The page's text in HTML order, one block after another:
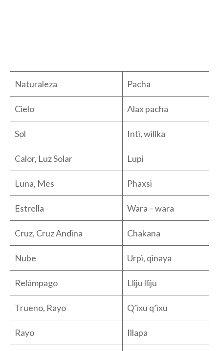
Naturaleza Pacha
Cielo Alax pacha
Sol Inti, willka
Calor, Luz Solar Lupi
Luna, Mes Phaxsi
Estrella Wara – wara
Cruz, Cruz Andina Chakana
Nube Urpi, qinaya
Relámpago Lliju lliju
Trueno, Rayo Q’ixu q’ixu
Rayo Illapa